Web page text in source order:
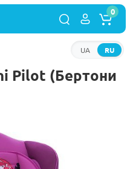
RU
UA
0
Pilot (Бертони